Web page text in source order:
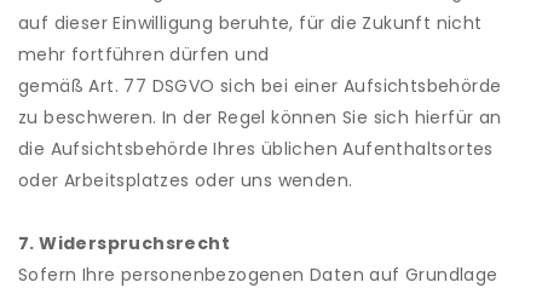
auf dieser Einwilligung beruhte, für die Zukunft nicht
mehr fortführen dürfen und
gemäß Art. 77 DSGVO sich bei einer Aufsichtsbehörde
zu beschweren. In der Regel können Sie sich hierfür an
die Aufsichtsbehörde Ihres üblichen Aufenthaltsortes
oder Arbeitsplatzes oder uns wenden.
7. Widerspruchsrecht
Sofern Ihre personenbezogenen Daten auf Grundlage